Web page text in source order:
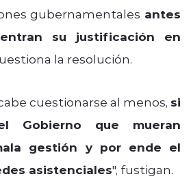
gubernamentales antes
su justificación en
la resolución.
cuestionarse al menos, si
Gobierno que mueran
gestión y por ende el
asistenciales", fustigan.